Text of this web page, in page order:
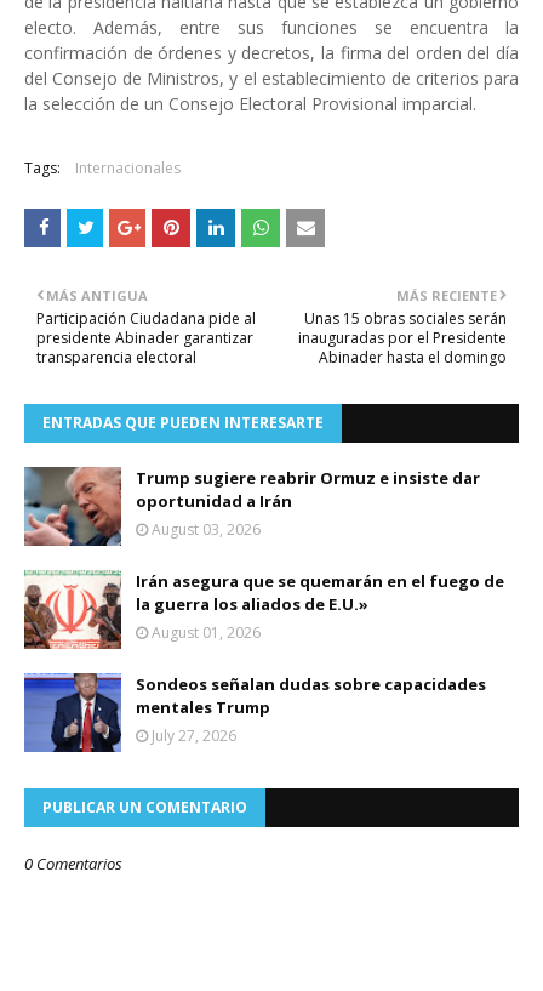
electo. Además, entre sus funciones se encuentra la
confirmación de órdenes y decretos, la firma del orden del día
del Consejo de Ministros, y el establecimiento de criterios para
la selección de un Consejo Electoral Provisional imparcial.
Tags: Internacionales
MÁS RECIENTE
Unas 15 obras sociales serán
inauguradas por el Presidente
Abinader hasta el domingo
MÁS ANTIGUA
Participación Ciudadana pide al
presidente Abinader garantizar
transparencia electoral
ENTRADAS QUE PUEDEN INTERESARTE
Trump sugiere reabrir Ormuz e insiste dar
oportunidad a Irán
August 03, 2026
Irán asegura que se quemarán en el fuego de
la guerra los aliados de E.U.»
August 01, 2026
Sondeos señalan dudas sobre capacidades
mentales Trump
July 27, 2026
PUBLICAR UN COMENTARIO
0 Comentarios